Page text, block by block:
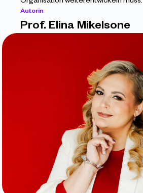
Autorin
Prof. Elina Mikelsone